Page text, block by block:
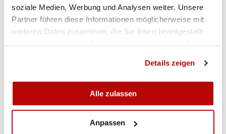
soziale Medien, Werbung und Analysen weiter. Unsere
Partner führen diese Informationen möglicherweise mit
weiteren Daten zusammen, die Sie ihnen bereitgestellt
Details zeigen
Alle zulassen
Anpassen